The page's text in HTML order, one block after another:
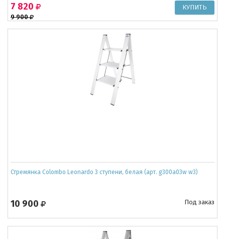
9 900
7 820
Стремянка Colombo Leonardo 3 ступени, белая (арт. g300a03w w3)
10 900 Под заказ